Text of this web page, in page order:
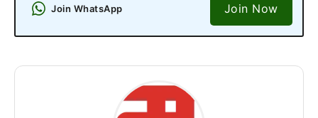
Join WhatsApp Join Now